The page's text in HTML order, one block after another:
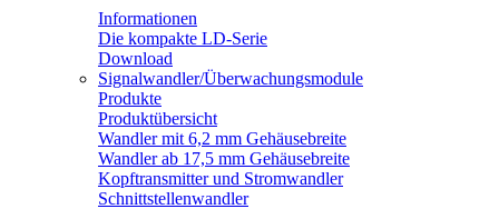
Informationen
Die kompakte LD-Serie
Download
Signalwandler/Überwachungsmodule
Produkte
Produktübersicht
Wandler mit 6,2 mm Gehäusebreite
Wandler ab 17,5 mm Gehäusebreite
Kopftransmitter und Stromwandler
Schnittstellenwandler